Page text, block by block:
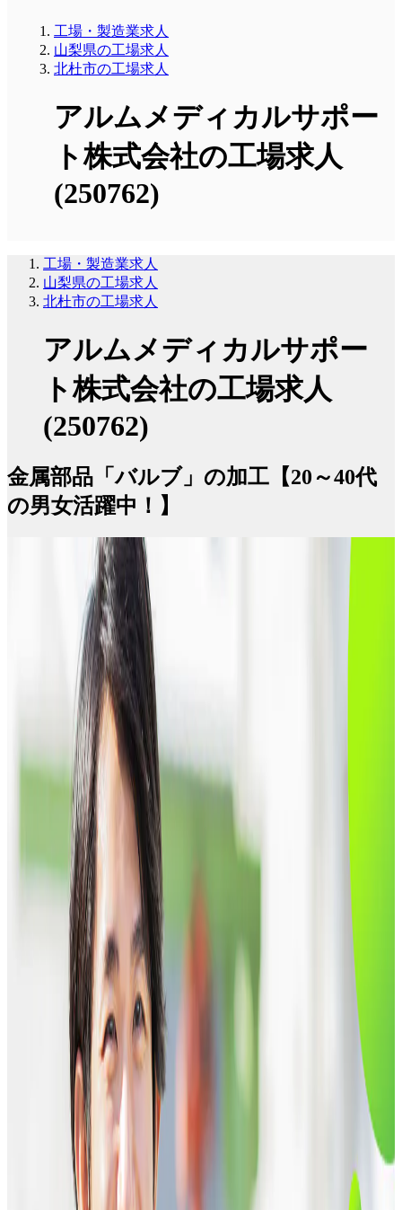
工場・製造業求人
山梨県の工場求人
北杜市の工場求人
アルムメディカルサポー
ト株式会社の工場求人
(250762)
工場・製造業求人
山梨県の工場求人
北杜市の工場求人
アルムメディカルサポー
ト株式会社の工場求人
(250762)
金属部品「バルブ」の加工【20～40代
の男女活躍中！】